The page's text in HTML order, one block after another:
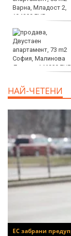
НАЙ-ЧЕТЕНИ
ЕС забрани